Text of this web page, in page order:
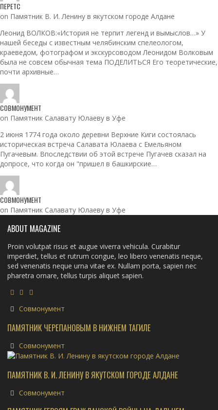
ПЕРЕТС
on Памятник В. И. Ленину в якутском городе Алдане
Леонид ВОЛКОВ:«История не терпит легенд и вымыслов…» У
нашей беседы с известным челябинским спелеологом,
краеведом, фотографом и экскурсоводом Леонидом Волковым
была не совсем обычная тема ПОДЕЛИТЬСЯ Его теоретические,
почти архивные…
СОВМОНУМЕНТ
on Памятник Салавату Юлаеву в Уфе
2 июня 1774 года около деревни Верхние Киги состоялась
историческая встреча Салавата Юлаева с Емельяном
Пугачевым. Впоследствии об этой встрече Пугачев сказал на
допросе, что когда он "пришел в башкирские…
СОВМОНУМЕНТ
on Памятник Салавату Юлаеву в Уфе
ABOUT MAGAZINE
Proin volutpat risus et augue viverra vehicula. Curabitur
imperdiet, tellus et rutrum congue, leo libero venenatis neque,
sed venenatis neque urna vitae ex. Nullam porta, sapien nec
pharetra ornare, tellus turpis aliquet sapien.
Совмонумент
ПАМЯТНИК ЧЕРЕПАНОВЫМ В НИЖНЕМ ТАГИЛЕ
Совмонумент
ПАМЯТНИК В. И. ЛЕНИНУ В ЯКУТСКОМ ГОРОДЕ АЛДАНЕ
Совмонумент